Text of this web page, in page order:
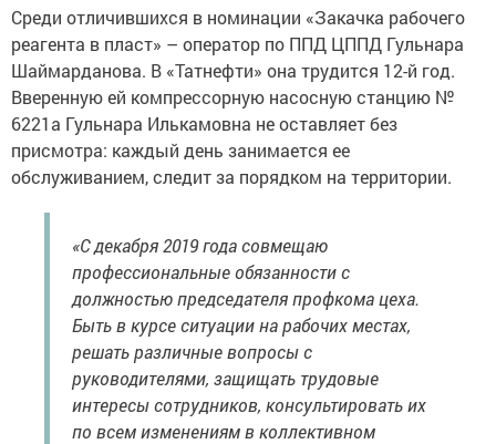
Среди отличившихся в номинации «Закачка рабочего
реагента в пласт» – оператор по ППД ЦППД Гульнара
Шаймарданова. В «Татнефти» она трудится 12-й год.
Вверенную ей компрессорную насосную станцию №
6221а Гульнара Илькамовна не оставляет без
присмотра: каждый день занимается ее
обслуживанием, следит за порядком на территории.
«С декабря 2019 года совмещаю
профессиональные обязанности с
должностью председателя профкома цеха.
Быть в курсе ситуации на рабочих местах,
решать различные вопросы с
руководителями, защищать трудовые
интересы сотрудников, консультировать их
по всем изменениям в коллективном